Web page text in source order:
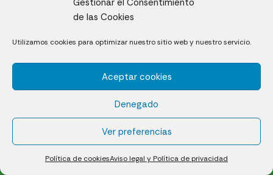
Gestionar el Consentimiento
de las Cookies
Utilizamos cookies para optimizar nuestro sitio web y nuestro servicio.
Aceptar cookies
Denegado
Ver preferencias
Política de cookiesAviso legal y Política de privacidad
Cáceres
Césped natural en tepes
Política de cookies (UE)
Aviso legal y Política de privacidad
¿Quiénes somos?
Contacto